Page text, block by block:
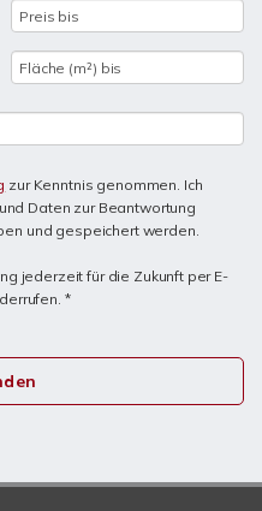
zur Kenntnis genommen. Ich
Daten zur Beantwortung
und gespeichert werden.
jederzeit für die Zukunft per E-
*